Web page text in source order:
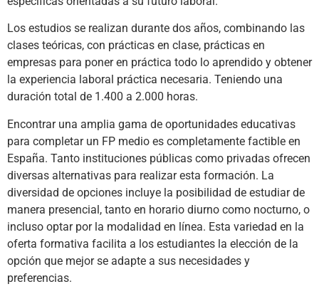
Los estudios se realizan durante dos años, combinando las
clases teóricas, con prácticas en clase, prácticas en
empresas para poner en práctica todo lo aprendido y obtener
la experiencia laboral práctica necesaria. Teniendo una
duración total de 1.400 a 2.000 horas.
Encontrar una amplia gama de oportunidades educativas
para completar un FP medio es completamente factible en
España. Tanto instituciones públicas como privadas ofrecen
diversas alternativas para realizar esta formación. La
diversidad de opciones incluye la posibilidad de estudiar de
manera presencial, tanto en horario diurno como nocturno, o
incluso optar por la modalidad en línea. Esta variedad en la
oferta formativa facilita a los estudiantes la elección de la
opción que mejor se adapte a sus necesidades y
preferencias.